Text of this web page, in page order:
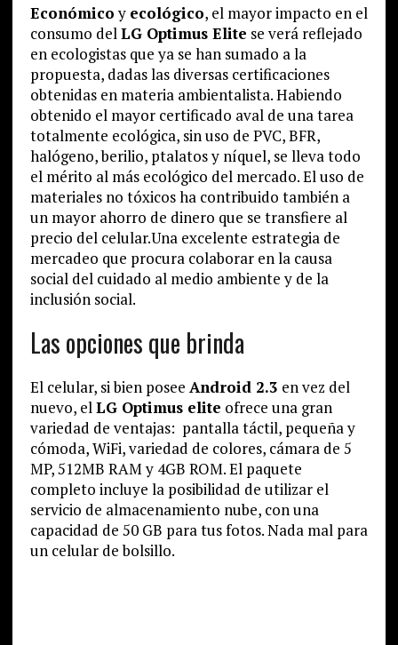
Económicoy ecológico, el mayor impacto en el
consumo delLG Optimus Elite se verá reflejado
en ecologistas que ya se han sumado a la
propuesta, dadas las diversas certificaciones
obtenidas en materia ambientalista. Habiendo
obtenido el mayor certificado aval de una tarea
totalmente ecológica, sin uso de PVC, BFR,
halógeno, berilio, ptalatos y níquel, se lleva todo
el mérito al más ecológico del mercado. El uso de
materiales no tóxicos ha contribuido también a
un mayor ahorro de dinero que se transfiere al
precio del celular.Una excelente estrategia de
mercadeo que procura colaborar en la causa
social del cuidado al medio ambiente y de la
inclusión social.
Las opciones que brinda
El celular, si bien posee Android 2.3 en vez del
nuevo, elLG Optimus elite ofrece una gran
variedad de ventajas: pantalla táctil, pequeña y
cómoda, WiFi, variedad de colores, cámara de 5
MP, 512MB RAM y 4GB ROM. El paquete
completo incluye la posibilidad de utilizar el
servicio de almacenamiento nube, con una
capacidad de 50 GB para tus fotos. Nada mal para
un celular de bolsillo.